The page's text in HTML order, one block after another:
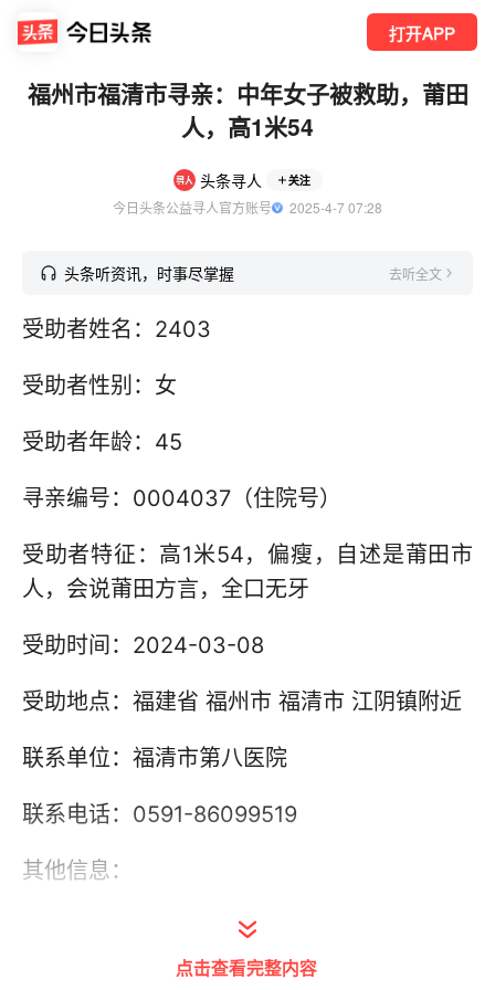
打开APP
福州市福清市寻亲：中年女子被救助，莆田
人，高1米54
头条寻人 关注
今日头条公益寻人官方账号
  2025-4-7 07:28
头条听资讯，时事尽掌握 去听全文
受助者姓名：2403
受助者性别：女
受助者年龄：45
寻亲编号：0004037（住院号）
受助者特征：高1米54，偏瘦，自述是莆田市
人，会说莆田方言，全口无牙
受助时间：2024-03-08
受助地点：福建省 福州市 福清市 江阴镇附近
联系单位：福清市第八医院
联系电话：0591-86099519
其他信息：
点击查看完整内容